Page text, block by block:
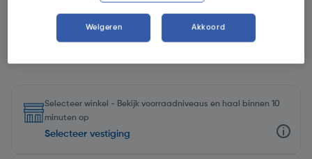
Selecteer winkel - Bekijk voorraadniveaus en haal binnen 10
minuten op
Selecteer vestiging
Weigeren Akkoord